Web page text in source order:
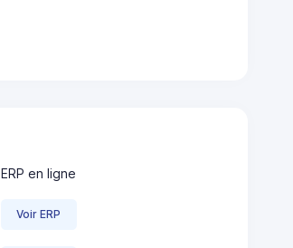
ERP en ligne
Voir ERP